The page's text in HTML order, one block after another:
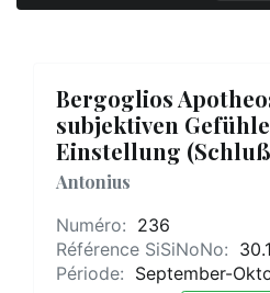
Bergoglios
subjektiven
Einstellung
Antonius
Numéro: 236
Référence SiSiNoNo:
Période: September-